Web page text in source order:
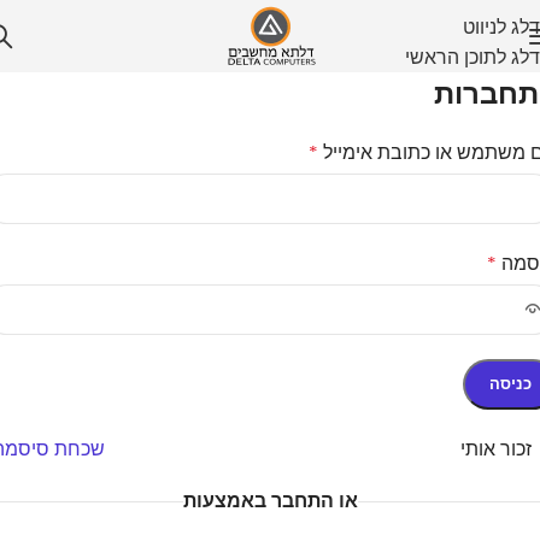
דלג לניווט
דלג לתוכן הראשי
משתמש או כתובת אימייל *
*
כניסה
שכחת זכור אותי
או התחבר באמצעות